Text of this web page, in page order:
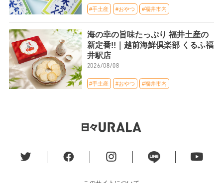
#手土産 #おやつ #福井市内
海の幸の旨味たっぷり 福井土産の
新定番!!｜越前海鮮倶楽部 くるふ福
井駅店
2026/08/08
#手土産 #おやつ #福井市内